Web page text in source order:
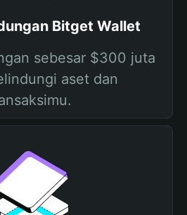
Bitget Wallet
sebesar $300 juta
aset dan